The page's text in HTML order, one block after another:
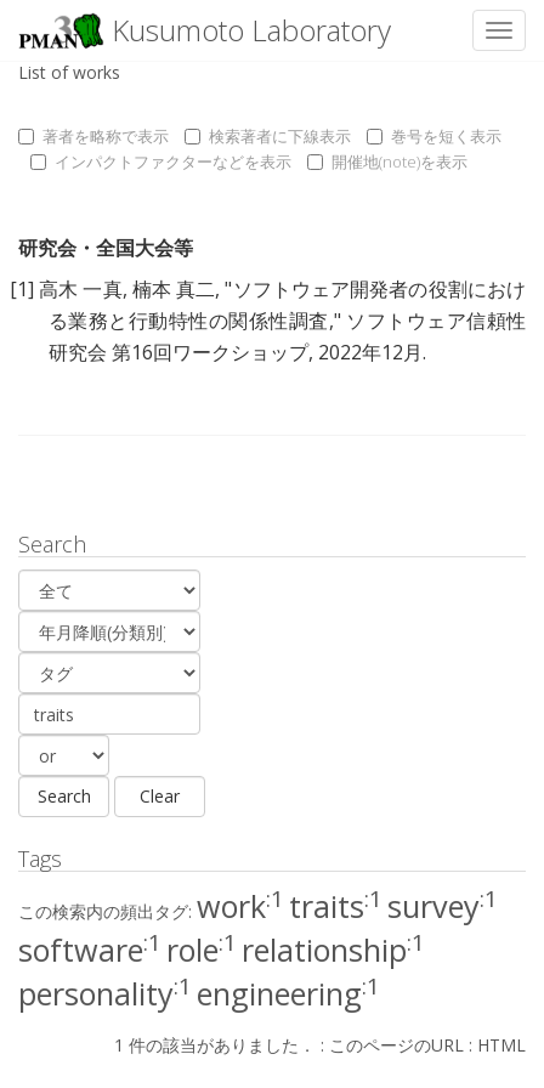
Kusumoto Laboratory
List of works
著者を略称で表示 検索著者に下線表示
巻号を短く表示
インパクトファクターなどを表示
開催地(note)を表示
研究会・全国大会等
[1] 高木 一真, 楠本 真二, "ソフトウェア開発者の役割におけ
る業務と行動特性の関係性調査," ソフトウェア信頼性
研究会 第16回ワークショップ, 2022年12月.
Search
Tags
この検索内の頻出タグ: work:1 traits:1 survey:1
software:1 role:1 relationship:1
personality:1 engineering:1
1 件の該当がありました． : このページのURL : HTML